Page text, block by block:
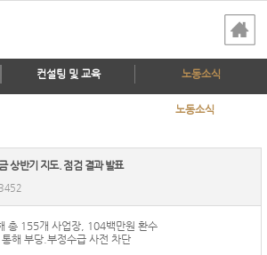
컨설팅 및 교육 노동소식
노동소식
상반기 지도. 점검 결과 발표
총 155개 사업장, 104백만원 환수
해 부당.부정수급 사전 차단